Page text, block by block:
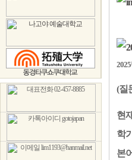
일
본
자
(질
현
학
본